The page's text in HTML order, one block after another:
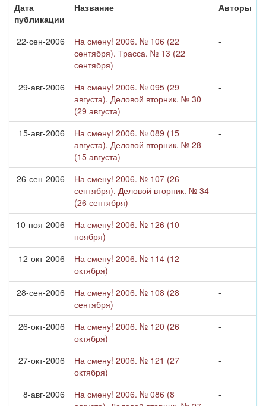
Дата
публикации
Название Авторы
22-сен-2006
На смену! 2006. № 106 (22
сентября). Трасса. № 13 (22
сентября)
-
29-авг-2006
На смену! 2006. № 095 (29
августа). Деловой вторник. № 30
(29 августа)
-
15-авг-2006
На смену! 2006. № 089 (15
августа). Деловой вторник. № 28
(15 августа)
-
26-сен-2006
На смену! 2006. № 107 (26
сентября). Деловой вторник. № 34
(26 сентября)
-
10-ноя-2006
На смену! 2006. № 126 (10
ноября)
-
12-окт-2006
На смену! 2006. № 114 (12
октября)
-
28-сен-2006
На смену! 2006. № 108 (28
сентября)
-
26-окт-2006
На смену! 2006. № 120 (26
октября)
-
27-окт-2006
На смену! 2006. № 121 (27
октября)
-
8-авг-2006
На смену! 2006. № 086 (8
-